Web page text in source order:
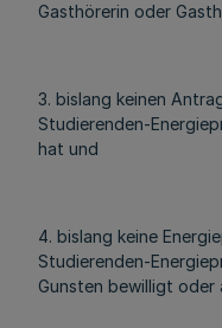
Gasthörerin oder
3. bislang keinen
Studierenden-
hat und
4. bislang keine
Studierenden-
Gunsten bewilligt oder